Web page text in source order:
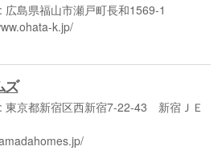
島県福山市瀬戸町長和1569-1
k.jp/
ズ
東京都新宿区西新宿7-22-43 新宿ＪＥ